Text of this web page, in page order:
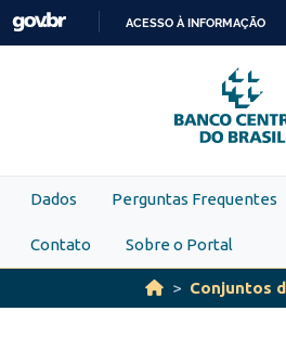
Skip to main content
PARA
O
ACESSO À INFORMAÇÃO
Dados Perguntas Frequentes
Contato Sobre o Portal
Conjuntos